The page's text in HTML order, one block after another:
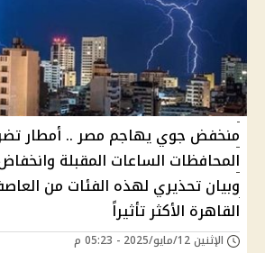
منخفض جوي يهاجم مصر .. أمطار
المحافظات الساعات المقبلة
وبيان تحذيري لهذه الفئات من
القاهرة الأكثر تأثيراً
الإثنين 12/مايو/2025 - 05:23 م